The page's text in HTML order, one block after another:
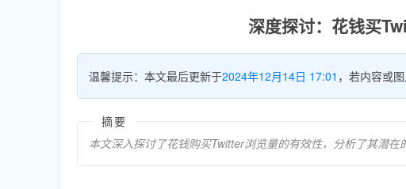
深度探讨：花钱买
温馨提示：本文最后更新于2024年12月14日 17:01 ，若内容或
摘要
本文深入探讨了花钱购买Twitter浏览量的有效性，分析了其潜在